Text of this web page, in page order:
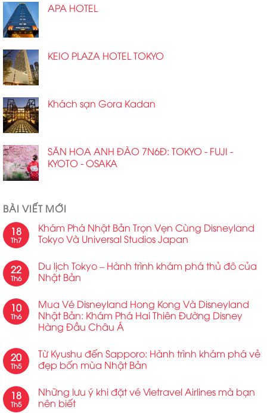
APA HOTEL
KEIO PLAZA HOTEL TOKYO
Khách sạn Gora Kadan
SĂN HOA ANH ĐÀO 7N6Đ: TOKYO - FUJI -
KYOTO - OSAKA
BÀI VIẾT MỚI
18
Th7
Khám Phá Nhật Bản Trọn Vẹn Cùng Disneyland
Tokyo Và Universal Studios Japan
22
Th6
Du lịch Tokyo – Hành trình khám phá thủ đô của
Nhật Bản
10
Th6
Mua Vé Disneyland Hong Kong Và Disneyland
Nhật Bản: Khám Phá Hai Thiên Đường Disney
Hàng Đầu Châu Á
20
Th5
Từ Kyushu đến Sapporo: Hành trình khám phá vẻ
đẹp bốn mùa Nhật Bản
18
Th5
Những lưu ý khi đặt vé Vietravel Airlines mà bạn
nên biết